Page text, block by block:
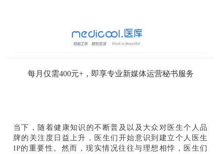
每月仅需400元+，即享专业新媒体运营秘书服务
当下，随着健康知识的不断普及以及大众对医生个人品
牌的关注度日益上升，医生们开始意识到建立个人医生
IP的重要性。然而，现实情况往往与理想相悖，医生们